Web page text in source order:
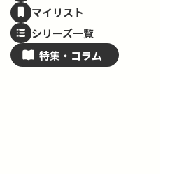
マイリスト
シリーズ一覧
特集・ コラム